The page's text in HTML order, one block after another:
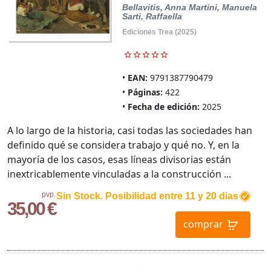
Bellavitis, Anna Martini, Manuela
Sarti, Raffaella
Ediciones Trea (2025)
EAN: 9791387790479
Páginas: 422
Fecha de edición: 2025
pvp.
35,00 €
Sin Stock. Posibilidad entre 11 y 20 dias
comprar
A lo largo de la historia, casi todas las sociedades han
definido qué se considera trabajo y qué no. Y, en la
mayoría de los casos, esas líneas divisorias están
inextricablemente vinculadas a la construcción ...